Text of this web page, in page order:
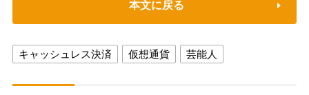
本文に戻る
キャッシュレス決済 仮想通貨 芸能人